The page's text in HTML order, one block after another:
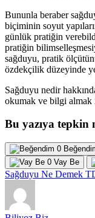
Bununla beraber
biçiminin soyut
günlük pratiğin
pratiğin
sağduyu, pratik
özdekçilik düzeyinde
Sağduyu nedir
okumak ve bilgi almak
Bu yazıya tepkin
0
0 Vay Be
Sağduyu Ne Demek